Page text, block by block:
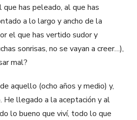
has peleado, al que has
a lo largo y ancho de la
el que has vertido sudor y
sonrisas, no se vayan a creer…),
mal?
aquello (ocho años y medio) y,
He llegado a la aceptación y al
lo bueno que viví, todo lo que